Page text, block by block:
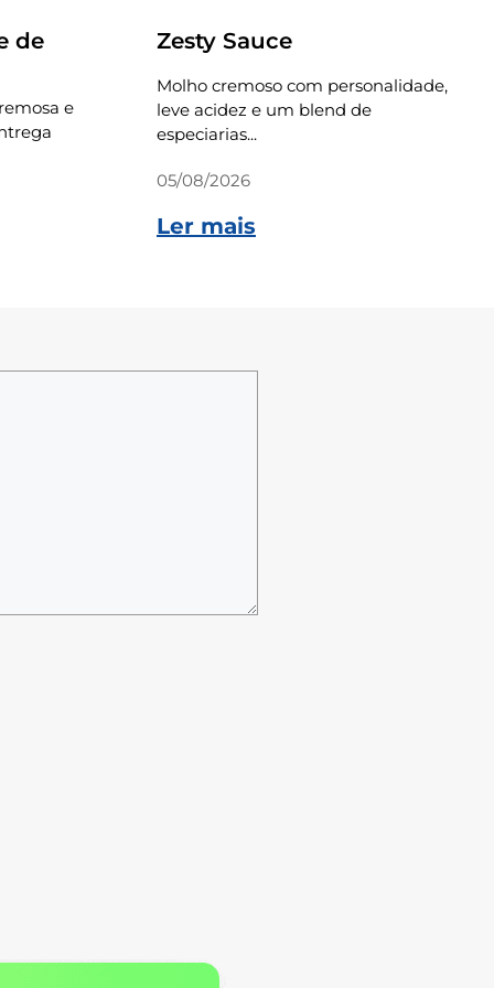
de
e
Zesty Sauce
Molho cremoso com personalidade,
leve acidez e um blend de
especiarias...
05/08/2026
Ler mais